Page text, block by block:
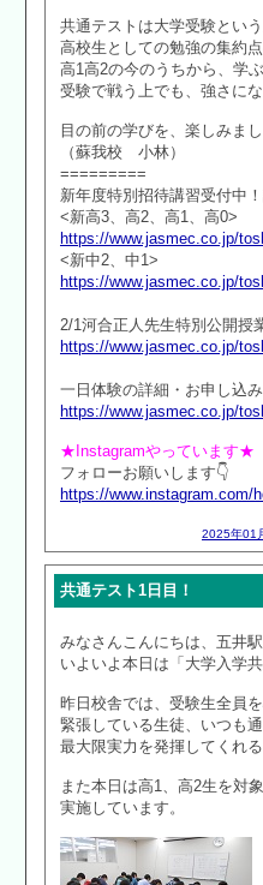
共通テストは大学受験とい
高校生としての勉強の集約
高1高2の今のうちから、学
受験で戦う上でも、強さに
目の前の学びを、楽しみまし
（蘇我校 小林）
=========
新年度特別招待講習受付中
<新高3、高2、高1、高0>
https://www.jasmec.co.jp/
<新中2、中1>
https://www.jasmec.co.jp/
2/1河合正人先生特別公開授
https://www.jasmec.co.jp/
一日体験の詳細・お申し込み
https://www.jasmec.co.jp/
★Instagramやっています★
フォローお願いします👇
https://www.instagram.com/
2025年01
共通テスト1日目！
みなさんこんにちは、五井駅
いよいよ本日は「大学入学
昨日校舎では、受験生全員
緊張している生徒、いつも
最大限実力を発揮してくれる
また本日は高1、高2生を対
実施しています。